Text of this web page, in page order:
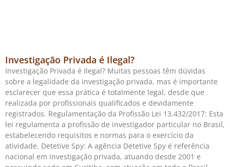
Investigação Privada é Ilegal?
Investigação Privada é Ilegal? Muitas pessoas têm dúvidas
sobre a legalidade da investigação privada, mas é importante
esclarecer que essa prática é totalmente legal, desde que
realizada por profissionais qualificados e devidamente
registrados. Regulamentação da Profissão Lei 13.432/2017: Esta
lei regulamenta a profissão de investigador particular no Brasil,
estabelecendo requisitos e normas para o exercício da
atividade. Detetive Spy: A agência Detetive Spy é referência
nacional em investigação privada, atuando desde 2001 e